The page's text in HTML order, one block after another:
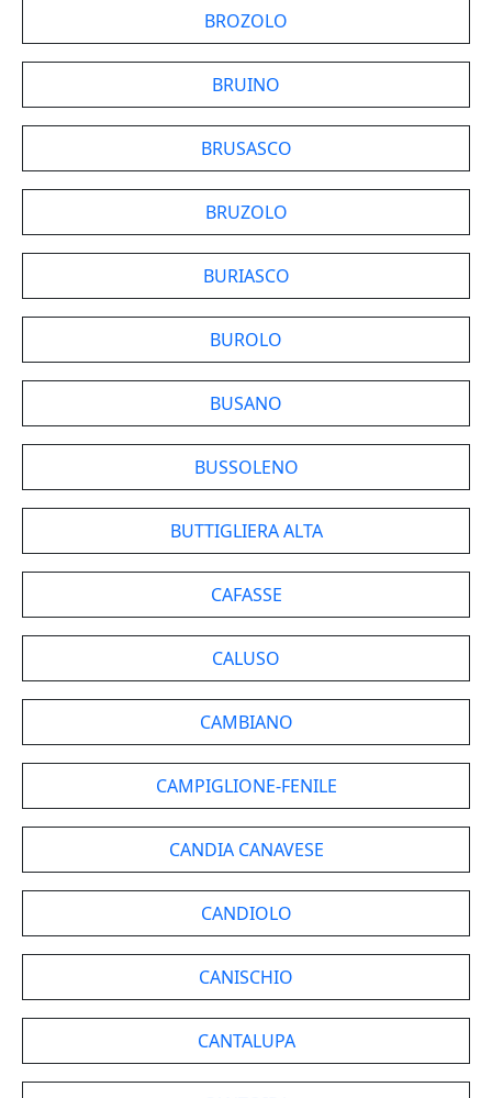
BROZOLO
BRUINO
BRUSASCO
BRUZOLO
BURIASCO
BUROLO
BUSANO
BUSSOLENO
BUTTIGLIERA ALTA
CAFASSE
CALUSO
CAMBIANO
CAMPIGLIONE-FENILE
CANDIA CANAVESE
CANDIOLO
CANISCHIO
CANTALUPA